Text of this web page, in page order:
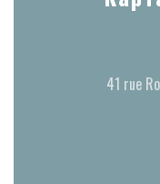
41 rue